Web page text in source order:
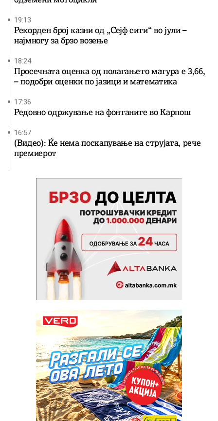
19:13
Рекорден број казни од „Сејф сити“ во јули –
најмногу за брзо возење
18:24
Просечната оценка од полагањето матура е 3,66,
– подобри оценки по јазици и математика
17:36
Редовно одржување на фонтаните во Карпош
16:57
(Видео): Ќе нема поскапување на струјата, рече
премиерот